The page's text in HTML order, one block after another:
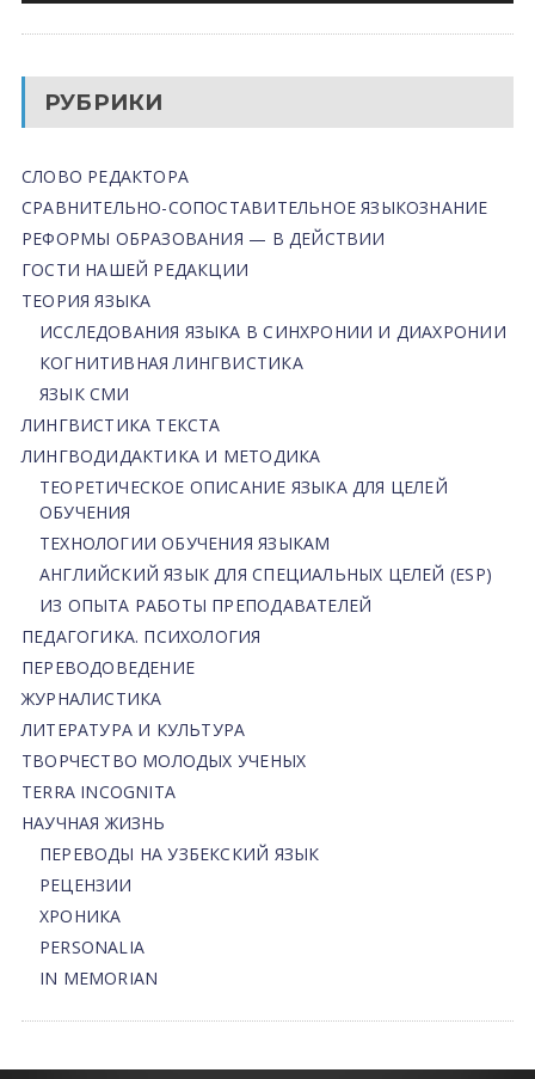
РУБРИКИ
СЛОВО РЕДАКТОРА
СРАВНИТЕЛЬНО-СОПОСТАВИТЕЛЬНОЕ ЯЗЫКОЗНАНИЕ
РЕФОРМЫ ОБРАЗОВАНИЯ — В ДЕЙСТВИИ
ГОСТИ НАШЕЙ РЕДАКЦИИ
ТЕОРИЯ ЯЗЫКА
ИССЛЕДОВАНИЯ ЯЗЫКА В СИНХРОНИИ И ДИАХРОНИИ
КОГНИТИВНАЯ ЛИНГВИСТИКА
ЯЗЫК СМИ
ЛИНГВИСТИКА ТЕКСТА
ЛИНГВОДИДАКТИКА И МЕТОДИКА
ТЕОРЕТИЧЕСКОЕ ОПИСАНИЕ ЯЗЫКА ДЛЯ ЦЕЛЕЙ
ОБУЧЕНИЯ
ТЕХНОЛОГИИ ОБУЧЕНИЯ ЯЗЫКАМ
АНГЛИЙСКИЙ ЯЗЫК ДЛЯ СПЕЦИАЛЬНЫХ ЦЕЛЕЙ (ESP)
ИЗ ОПЫТА РАБОТЫ ПРЕПОДАВАТЕЛЕЙ
ПЕДАГОГИКА. ПСИХОЛОГИЯ
ПЕРЕВОДОВЕДЕНИЕ
ЖУРНАЛИСТИКА
ЛИТЕРАТУРА И КУЛЬТУРА
ТВОРЧЕСТВО МОЛОДЫХ УЧЕНЫХ
TERRA INCOGNITA
НАУЧНАЯ ЖИЗНЬ
ПЕРЕВОДЫ НА УЗБЕКСКИЙ ЯЗЫК
РЕЦЕНЗИИ
ХРОНИКА
PERSONALIA
IN MEMORIAN